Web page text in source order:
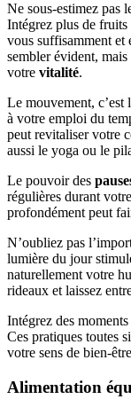
Ne sous-estimez pas
Intégrez plus de
vous suffisamment et
sembler évident,
votre vitalité.
Le mouvement,
à votre emploi du
peut revitaliser votre
aussi le yoga ou le
Le pouvoir des
régulières durant
profondément peut
N’oubliez pas
lumière du jour
naturellement votre
rideaux et laissez
Intégrez des moments
Ces pratiques toutes
votre sens de bien-
Alimentation